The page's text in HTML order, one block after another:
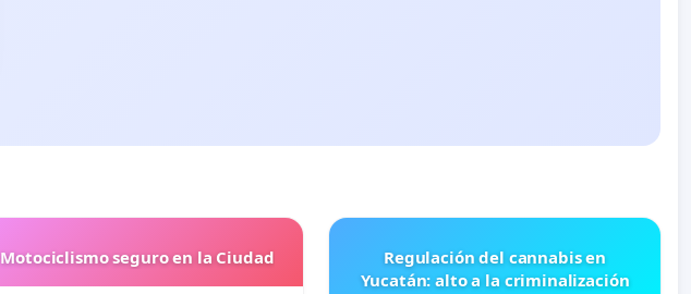
Motociclismo seguro en la Ciudad
Regulación del cannabis en
Yucatán: alto a la criminalización